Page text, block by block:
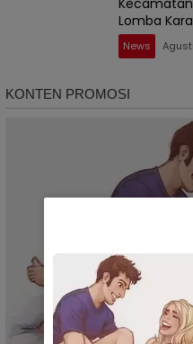
Kecamatan
Lomba
Masyarakat
News